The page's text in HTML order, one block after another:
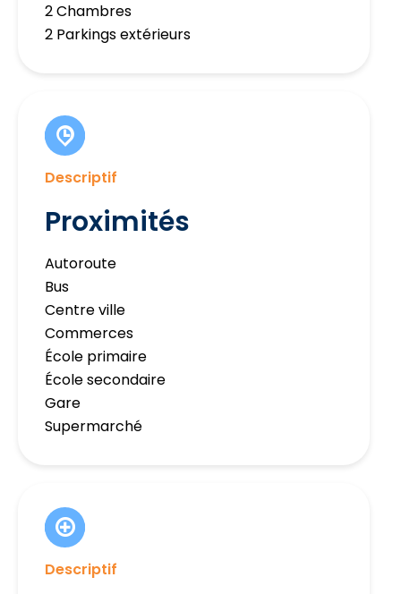
2 Chambres
2 Parkings extérieurs
Descriptif
Proximités
Autoroute
Bus
Centre ville
Commerces
École primaire
École secondaire
Gare
Supermarché
Descriptif